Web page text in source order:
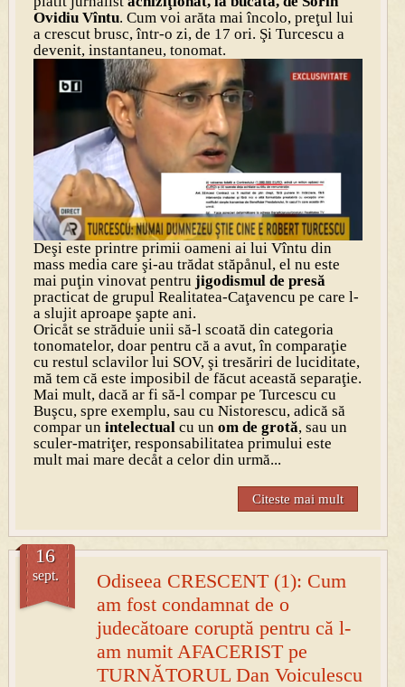
Ovidiu Vîntu. Cum voi arăta mai încolo, preţul lui
a crescut brusc, într-o zi, de 17 ori. Şi Turcescu a
devenit, instantaneu, tonomat.
Deşi este printre primii oameni ai lui Vîntu din
mass media care şi-au trădat stăpånul, el nu este
mai puţin vinovat pentru jigodismul de presă
practicat de grupul Realitatea-Caţavencu pe care l-
a slujit aproape şapte ani.
Oricåt se străduie unii să-l scoată din categoria
tonomatelor, doar pentru că a avut, în comparaţie
cu restul sclavilor lui SOV, şi tresăriri de luciditate,
mă tem că este imposibil de făcut această separaţie.
Mai mult, dacă ar fi să-l compar pe Turcescu cu
Buşcu, spre exemplu, sau cu Nistorescu, adică să
compar un intelectualcu un om de grotă, sau un
sculer-matriţer, responsabilitatea primului este
mult mai mare decåt a celor din urmă...
Citeste mai mult
Odiseea CRESCENT (1): Cum
am fost condamnat de o
judecătoare coruptă pentru că l-
am numit AFACERIST pe
TURNĂTORUL Dan Voiculescu
16
sept.